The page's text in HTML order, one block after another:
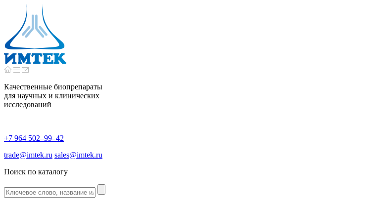
Качественные биопрепараты
для научных и клинических
исследований
+7 964 502–99–42
trade@imtek.ru sales@imtek.ru
Поиск по каталогу